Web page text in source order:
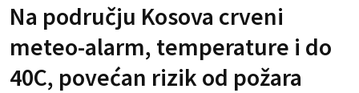
Na području Kosova crveni
meteo-alarm, temperature i do
40C, povećan rizik od požara